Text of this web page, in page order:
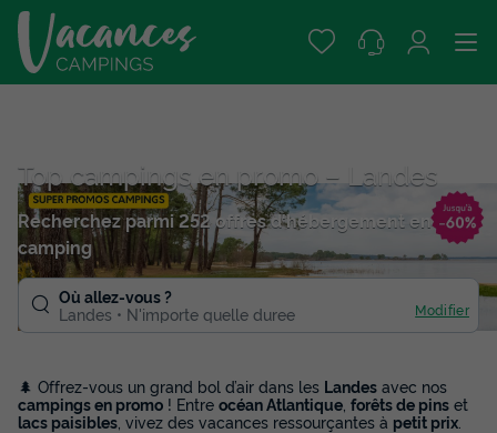
Top campings en promo – Landes
Recherchez parmi 252 offres d'hébergement en
camping
Où allez-vous ?
Landes
N'importe quelle duree Modifier
🌲 Offrez-vous un grand bol d’air dans les Landes avec nos
campings en promo ! Entre océan Atlantique forêts de pins et
lacs paisibles, vivez des vacances ressourçantes à petit prix